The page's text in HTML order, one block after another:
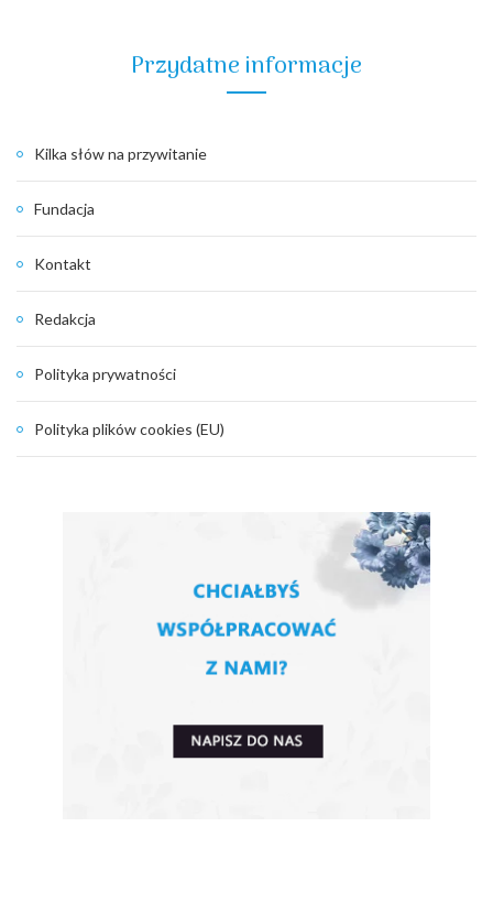
Przydatne informacje
Kilka słów na przywitanie
Fundacja
Kontakt
Redakcja
Polityka prywatności
Polityka plików cookies (EU)